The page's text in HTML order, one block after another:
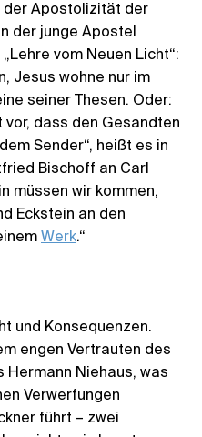
der Apostolizität der
der junge Apostel
vom Neuen Licht“:
Jesus wohne nur im
seiner Thesen. Oder:
vor, dass den Gesandten
Sender“, heißt es in
Bischoff an Carl
müssen wir kommen,
Eckstein an den
Werk.“
und Konsequenzen.
engen Vertrauten des
Niehaus, was
Verwerfungen
führt – zwei